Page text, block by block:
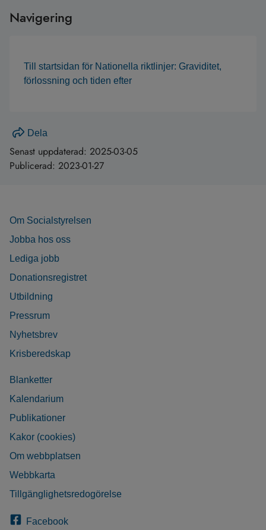
Navigering
Till startsidan för Nationella riktlinjer: Graviditet,
förlossning och tiden efter
Dela
Senast uppdaterad: 2025-03-05
Publicerad: 2023-01-27
Om Socialstyrelsen
Jobba hos oss
Lediga jobb
Donationsregistret
Utbildning
Pressrum
Nyhetsbrev
Krisberedskap
Blanketter
Kalendarium
Publikationer
Kakor (cookies)
Om webbplatsen
Webbkarta
Tillgänglighetsredogörelse
Facebook